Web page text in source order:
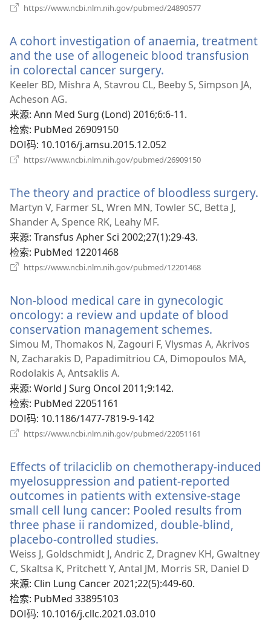
https://www.ncbi.nlm.nih.gov/pubmed/24890577
窗
口）
A cohort investigation of anaemia, treatment
and the use of allogeneic blood transfusion
in colorectal cancer surgery.
开
窗
Keeler BD, Mishra A, Stavrou CL, Beeby S, Simpson JA,
Acheson AG.
来源‎: Ann Med Surg (Lond) 2016;6:6-11.
检索‎: PubMed 26909150
DOI码‎: 10.1016/j.amsu.2015.12.052
https://www.ncbi.nlm.nih.gov/pubmed/26909150
窗
口）
The theory and practice of bloodless surgery.
Martyn V, Farmer SL, Wren MN, Towler SC, Betta J,
Shander A, Spence RK, Leahy MF.
来源‎: Transfus Apher Sci 2002;27(1):29-43.
检索‎: PubMed 12201468
https://www.ncbi.nlm.nih.gov/pubmed/12201468
窗
口）
Non-blood medical care in gynecologic
oncology: a review and update of blood
conservation management schemes.
开
新
Simou M, Thomakos N, Zagouri F, Vlysmas A, Akrivos
N, Zacharakis D, Papadimitriou CA, Dimopoulos MA,
Rodolakis A, Antsaklis A.
来源‎: World J Surg Oncol 2011;9:142.
检索‎: PubMed 22051161
DOI码‎: 10.1186/1477-7819-9-142
https://www.ncbi.nlm.nih.gov/pubmed/22051161
窗
口）
Effects of trilaciclib on chemotherapy-induced
myelosuppression and patient-reported
outcomes in patients with extensive-stage
small cell lung cancer: Pooled results from
three phase ii randomized, double-blind,
placebo-controlled studies.
开
新
窗
Weiss J, Goldschmidt J, Andric Z, Dragnev KH, Gwaltney
C, Skaltsa K, Pritchett Y, Antal JM, Morris SR, Daniel D
来源‎: Clin Lung Cancer 2021;22(5):449-60.
检索‎: PubMed 33895103
DOI码‎: 10.1016/j.cllc.2021.03.010